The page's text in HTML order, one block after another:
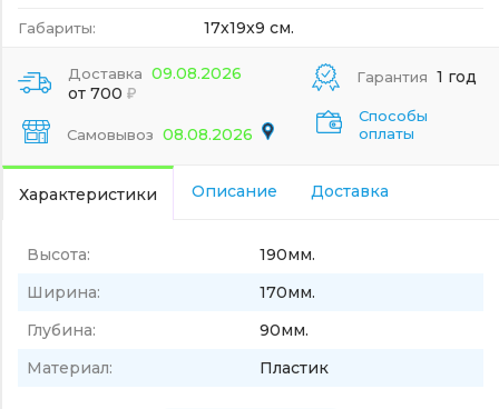
Габариты: 17x19x9 см.
Доставка 09.08.2026
от 700
Самовывоз 08.08.2026
Гарантия 1 год
Способы
оплаты
Характеристики Описание Доставка
Высота:
190мм.
Ширина:
170мм.
Глубина:
90мм.
Материал:
Пластик